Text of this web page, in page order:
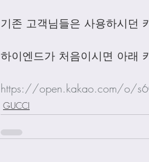
기존 고객님들은 사용하시던
하이엔드가 처음이시면 아래
https://open.kakao.com/o/
GUCCI